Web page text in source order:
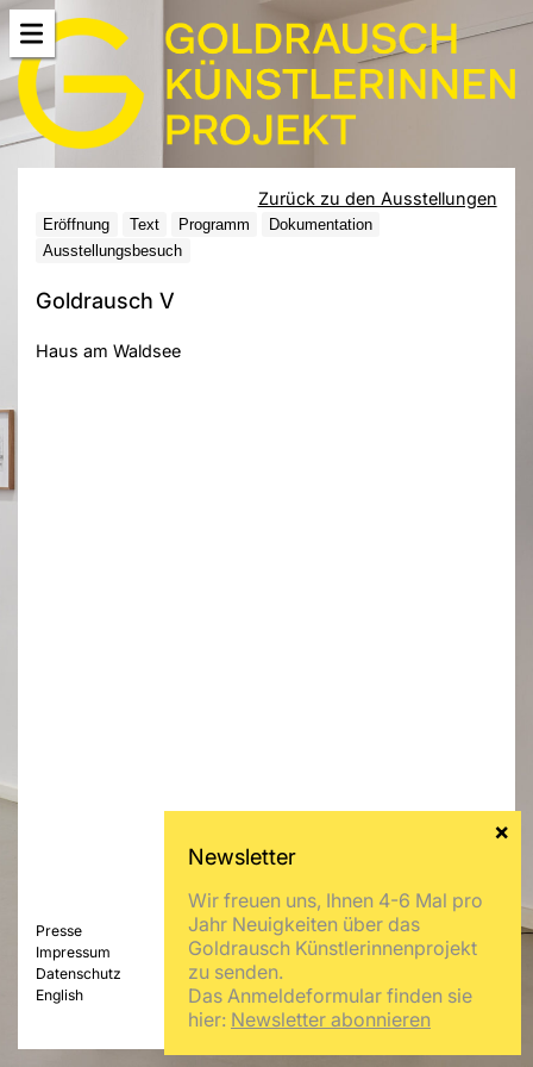
Zurück zu den Ausstellungen
Eröffnung Text Programm
Dokumentation
Ausstellungsbesuch
Goldrausch V
Haus am Waldsee
Presse
Impressum
Datenschutz
English
Wir freuen uns, Ihnen 4-6 Mal pro
Jahr Neuigkeiten über das
Goldrausch Künstlerinnenprojekt
zu senden.
Das Anmeldeformular finden sie
hier: Newsletter abonnieren